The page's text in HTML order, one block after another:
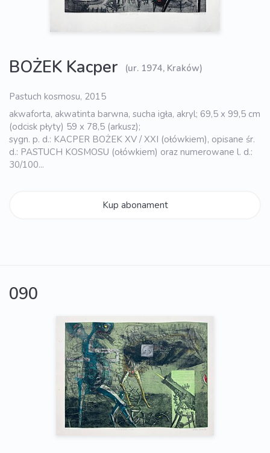
BOŻEK Kacper (ur. 1974, Kraków)
Pastuch kosmosu, 2015
akwaforta, akwatinta barwna, sucha igła, akryl; 69,5 x 99,5 cm
(odcisk płyty) 59 x 78,5 (arkusz);
sygn. p. d.: KACPER BOŻEK XV / XXI (ołówkiem), opisane śr.
d.: PASTUCH KOSMOSU (ołówkiem) oraz numerowane l. d.:
30/100...
Kup abonament
090